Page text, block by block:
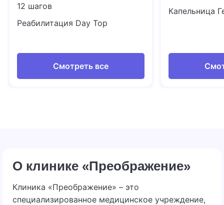
12 шагов
Реабилитация Day Top
Смотреть все
Капельница
О клинике «Преображение»
Клиника «Преображение» – это
специализированное медицинское учреждение,